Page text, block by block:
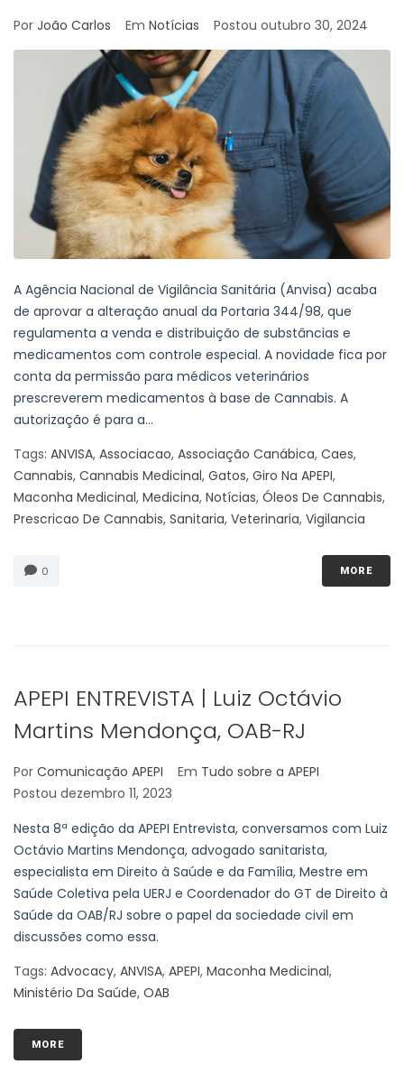
Por João Carlos Em Notícias Postou outubro 30, 2024
A Agência Nacional de Vigilância Sanitária (Anvisa) acaba
de aprovar a alteração anual da Portaria 344/98, que
regulamenta a venda e distribuição de substâncias e
medicamentos com controle especial. A novidade fica por
conta da permissão para médicos veterinários
prescreverem medicamentos à base de Cannabis. A
autorização é para a...
Tags: ANVISA, Associacao, Associação Canábica, Caes,
Cannabis, Cannabis Medicinal, Gatos, Giro Na APEPI,
Maconha Medicinal, Medicina, Notícias, Óleos De Cannabis,
Prescricao De Cannabis, Sanitaria, Veterinaria, Vigilancia
0 MORE
APEPI ENTREVISTA | Luiz Octávio
Martins Mendonça, OAB-RJ
Por Comunicação APEPI Em Tudo sobre a APEPI
Postou dezembro 11, 2023
Nesta 8ª edição da APEPI Entrevista, conversamos com Luiz
Octávio Martins Mendonça, advogado sanitarista,
especialista em Direito à Saúde e da Família, Mestre em
Saúde Coletiva pela UERJ e Coordenador do GT de Direito à
Saúde da OAB/RJ sobre o papel da sociedade civil em
discussões como essa.
Tags: Advocacy, ANVISA, APEPI, Maconha Medicinal,
Ministério Da Saúde, OAB
MORE